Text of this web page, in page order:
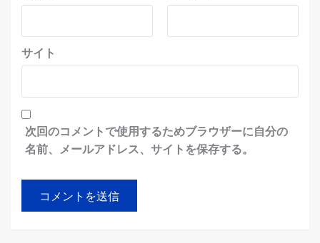
サイト
次回のコメントで使用するためブラウザーに自分の
名前、メールアドレス、サイトを保存する。